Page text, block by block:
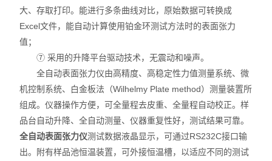
大、存取打印。能进行多条曲线对比，原始数据可转换成
Excel文件，能自动计算使用铂金环测试方法时的表面张力
值；
⑦ 采用的升降平台驱动技术，无震动和噪声。
全自动表面张力仪由高精度、高稳定性力值测量系统、微
机控制系统、白金板法（Wilhelmy Plate method）测量装置所
组成。仪器操作方便，可全量程去皮重、全量程自动校正。样
品台自动升降、全自动测量、仪器重复性好，测试结果可靠。
全自动表面张力仪测试数据液晶显示，可通过RS232C接口输
出。附有样品池恒温装置，可外接恒温槽，以适应不同的测试